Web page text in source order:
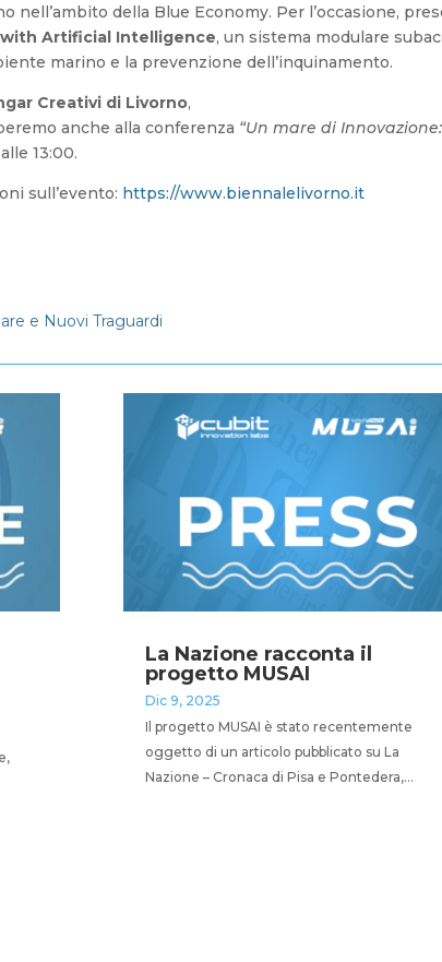
nell’ambito della Blue Economy. Per l’occasione,
Artificial Intelligence, un sistema modulare
marino e la prevenzione dell’inquinamento.
Creativi di Livorno,
anche alla conferenza “Un mare di
13:00.
sull’evento: https://www.biennalelivorno.it
e Nuovi Traguardi
La Nazione racconta il
progetto MUSAI
Dic 9, 2025
Il progetto MUSAI è stato recentemente
oggetto di un articolo pubblicato su La
Nazione – Cronaca di Pisa e Pontedera,...